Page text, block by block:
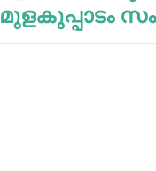
മുളകുപ്പാടം